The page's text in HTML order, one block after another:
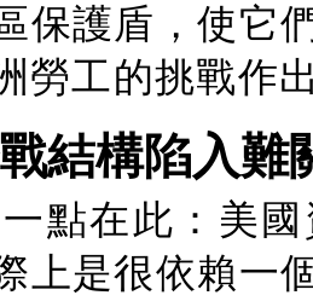
保護盾，使它
勞工的挑戰作
結構陷入難
點在此：美
上是很依賴一